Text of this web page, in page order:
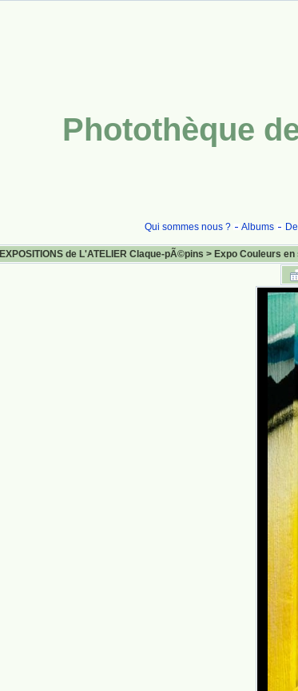
Photothèque
Qui sommes nous ?
Albums
EXPOSITIONS de L'ATELIER Claque-pÃ©pins > Expo Couleurs en